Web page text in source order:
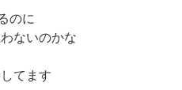
のに
ないのかな
てます